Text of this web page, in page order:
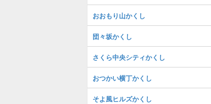
おおもり山かくし
団々坂かくし
さくら中央シティかくし
おつかい横丁かくし
そよ風ヒルズかくし